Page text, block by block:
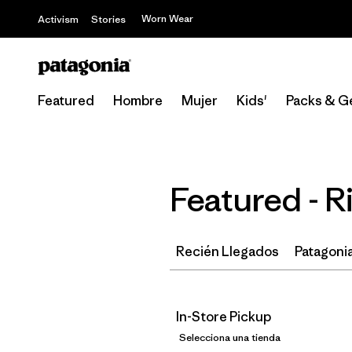
Activism Stories Worn Wear
Featured Hombre Mujer Kids' Packs &
Featured -
Recién Llegados
In-Store Pickup
Selecciona una tienda